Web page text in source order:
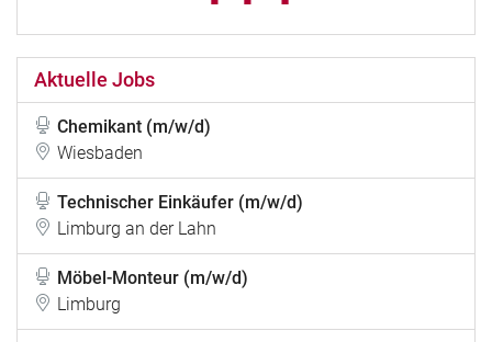
Aktuelle Jobs
Chemikant (m/w/d)
Wiesbaden
Technischer Einkäufer (m/w/d)
Limburg an der Lahn
Möbel-Monteur (m/w/d)
Limburg